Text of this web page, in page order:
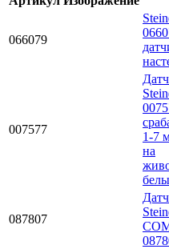
066079
007577
1-7
на
087807